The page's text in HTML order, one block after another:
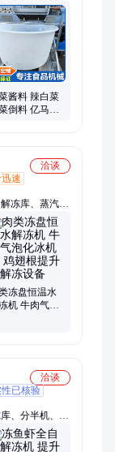
土豆清洗、机
菜、芦笋清
机械果蔬、果
酱料 辣白菜
倒料 亿马机
洽谈
速
冻库、蒸汽解
、切丁机、洗
、速冻机、成
真空包装机、
冻盘恒温水
机 牛肉气泡
洽谈
已核验
、分半机、毛
筐机、鲜玉米
清洗机、切丁